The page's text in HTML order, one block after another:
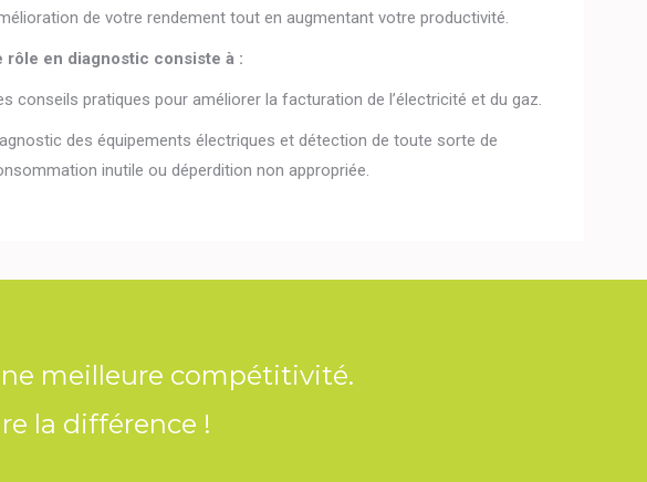
de votre rendement tout en augmentant votre productivité.
rôle en diagnostic consiste à :
conseils pratiques pour améliorer la facturation de l’électricité et du gaz.
des équipements électriques et détection de toute sorte de
inutile ou déperdition non appropriée.
meilleure compétitivité.
la différence !